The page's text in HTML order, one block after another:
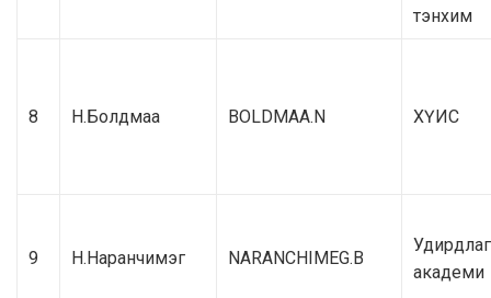
тэнхим
8 Н.Болдмаа BOLDMAA.N ХҮИС
9 Н.Наранчимэг NARANCHIMEG.B
академи